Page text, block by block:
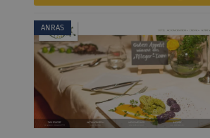
ANRAS